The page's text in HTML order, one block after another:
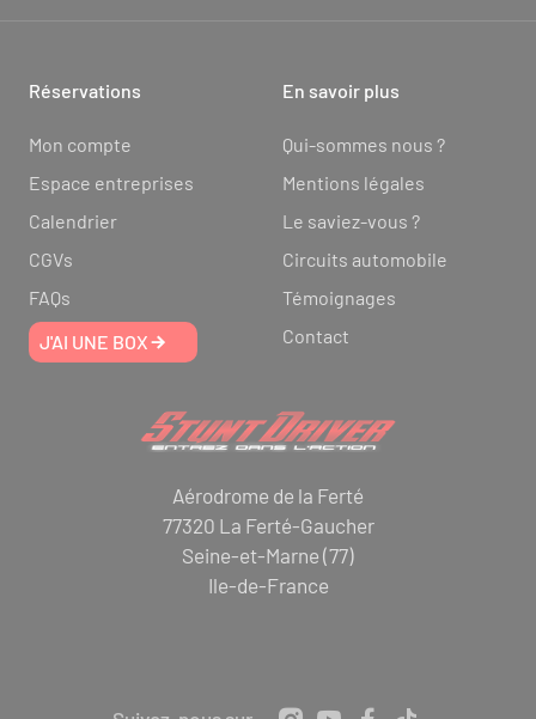
Réservations
Mon compte
Espace entreprises
Calendrier
CGVs
FAQs
J'AI UNE BOX
En savoir plus
Qui-sommes nous ?
Mentions légales
Le saviez-vous ?
Circuits automobile
Témoignages
Contact
Aérodrome de la Ferté
77320 La Ferté-Gaucher
Seine-et-Marne (77)
Ile-de-France